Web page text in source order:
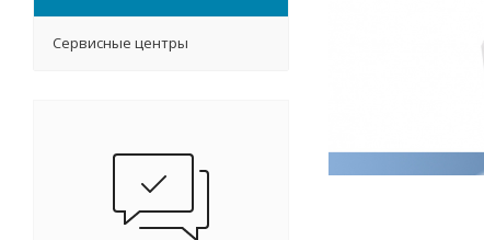
Сервисные центры